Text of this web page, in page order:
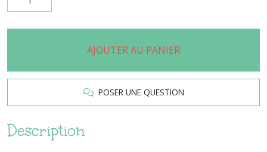
AJOUTER AU PANIER
POSER UNE QUESTION
Description